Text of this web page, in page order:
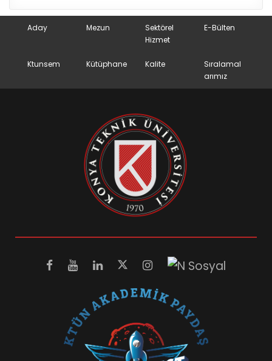
Aday Mezun
Sektörel
Hizmet
E-Bülten
Ktunsem Kütüphane Kalite
Sıralamal
arımız